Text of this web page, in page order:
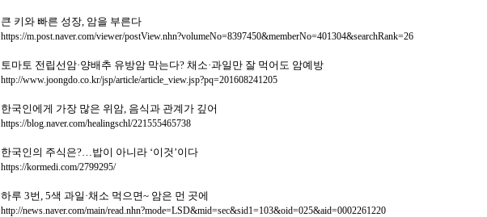
큰 키와 빠른 성장, 암을 부른다
https://m.post.naver.com/viewer/postView.nhn?volumeNo=8397450&memberNo=401304&searchRank=26
토마토 전립선암·양배추 유방암 막는다? 채소·과일만 잘 먹어도 암예방
http://www.joongdo.co.kr/jsp/article/article_view.jsp?pq=201608241205
한국인에게 가장 많은 위암, 음식과 관계가 깊어
https://blog.naver.com/healingschl/221555465738
한국인의 주식은?…밥이 아니라 ‘이것’이다
https://kormedi.com/2799295/
하루 3번, 5색 과일·채소 먹으면~ 암은 먼 곳에
http://news.naver.com/main/read.nhn?mode=LSD&mid=sec&sid1=103&oid=025&aid=0002261220